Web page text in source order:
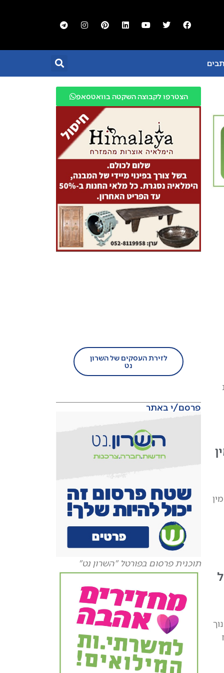
הצטרפו לקבוצה השקטה בוואטסאפ
לזירת העסקים של השרון
נט
פרסם/י באתר
תוכנית פרסום בפורטל "השרון נט"